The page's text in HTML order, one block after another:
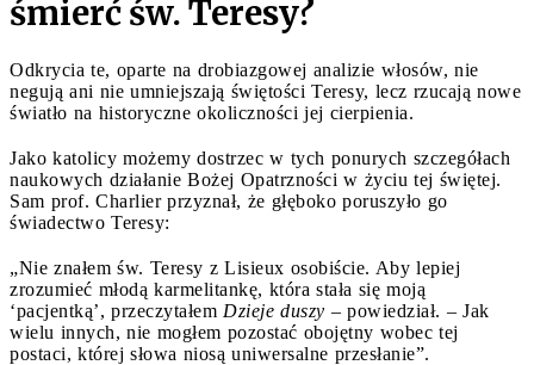
śmierć św. Teresy?
Odkrycia te, oparte na drobiazgowej analizie włosów, nie
negują ani nie umniejszają świętości Teresy, lecz rzucają nowe
światło na historyczne okoliczności jej cierpienia.
Jako katolicy możemy dostrzec w tych ponurych szczegółach
naukowych działanie Bożej Opatrzności w życiu tej świętej.
Sam prof. Charlier przyznał, że głęboko poruszyło go
świadectwo Teresy:
„Nie znałem św. Teresy z Lisieux osobiście. Aby lepiej
zrozumieć młodą karmelitankę, która stała się moją
‘pacjentką’, przeczytałem Dzieje duszy – powiedział. – Jak
wielu innych, nie mogłem pozostać obojętny wobec tej
postaci, której słowa niosą uniwersalne przesłanie”.